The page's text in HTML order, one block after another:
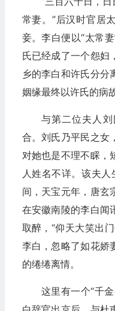
常妻。”后汉时官居
妾。李白便以“太常
氏已经成了一个怨妇
乡的李白和许氏分分
姻缘最终以许氏的病
与第二位夫人
合。刘氏乃平民之女
对她也是不理不睬，
人姓名不详。该夫
间，天宝元年，唐玄
在安徽南陵的李白闻
取醉，“仰天大笑出
李白，忽略了如花娇
的绻绻离情。
这里有一个“千